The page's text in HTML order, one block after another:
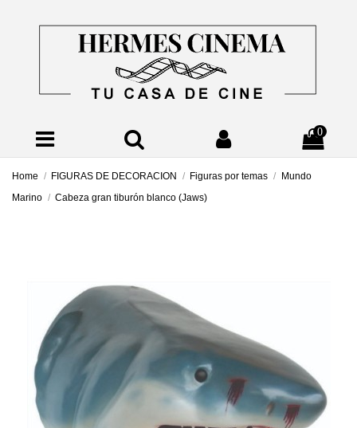
0
Home FIGURAS DE DECORACION Figuras por temas
Mundo
Marino
Cabeza gran tiburón blanco (Jaws)